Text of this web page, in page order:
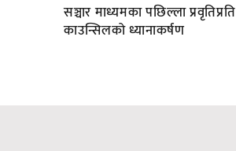
सञ्चार माध्यमका पछिल्ला प्रवृतिप्रति
काउन्सिलको ध्यानाकर्षण